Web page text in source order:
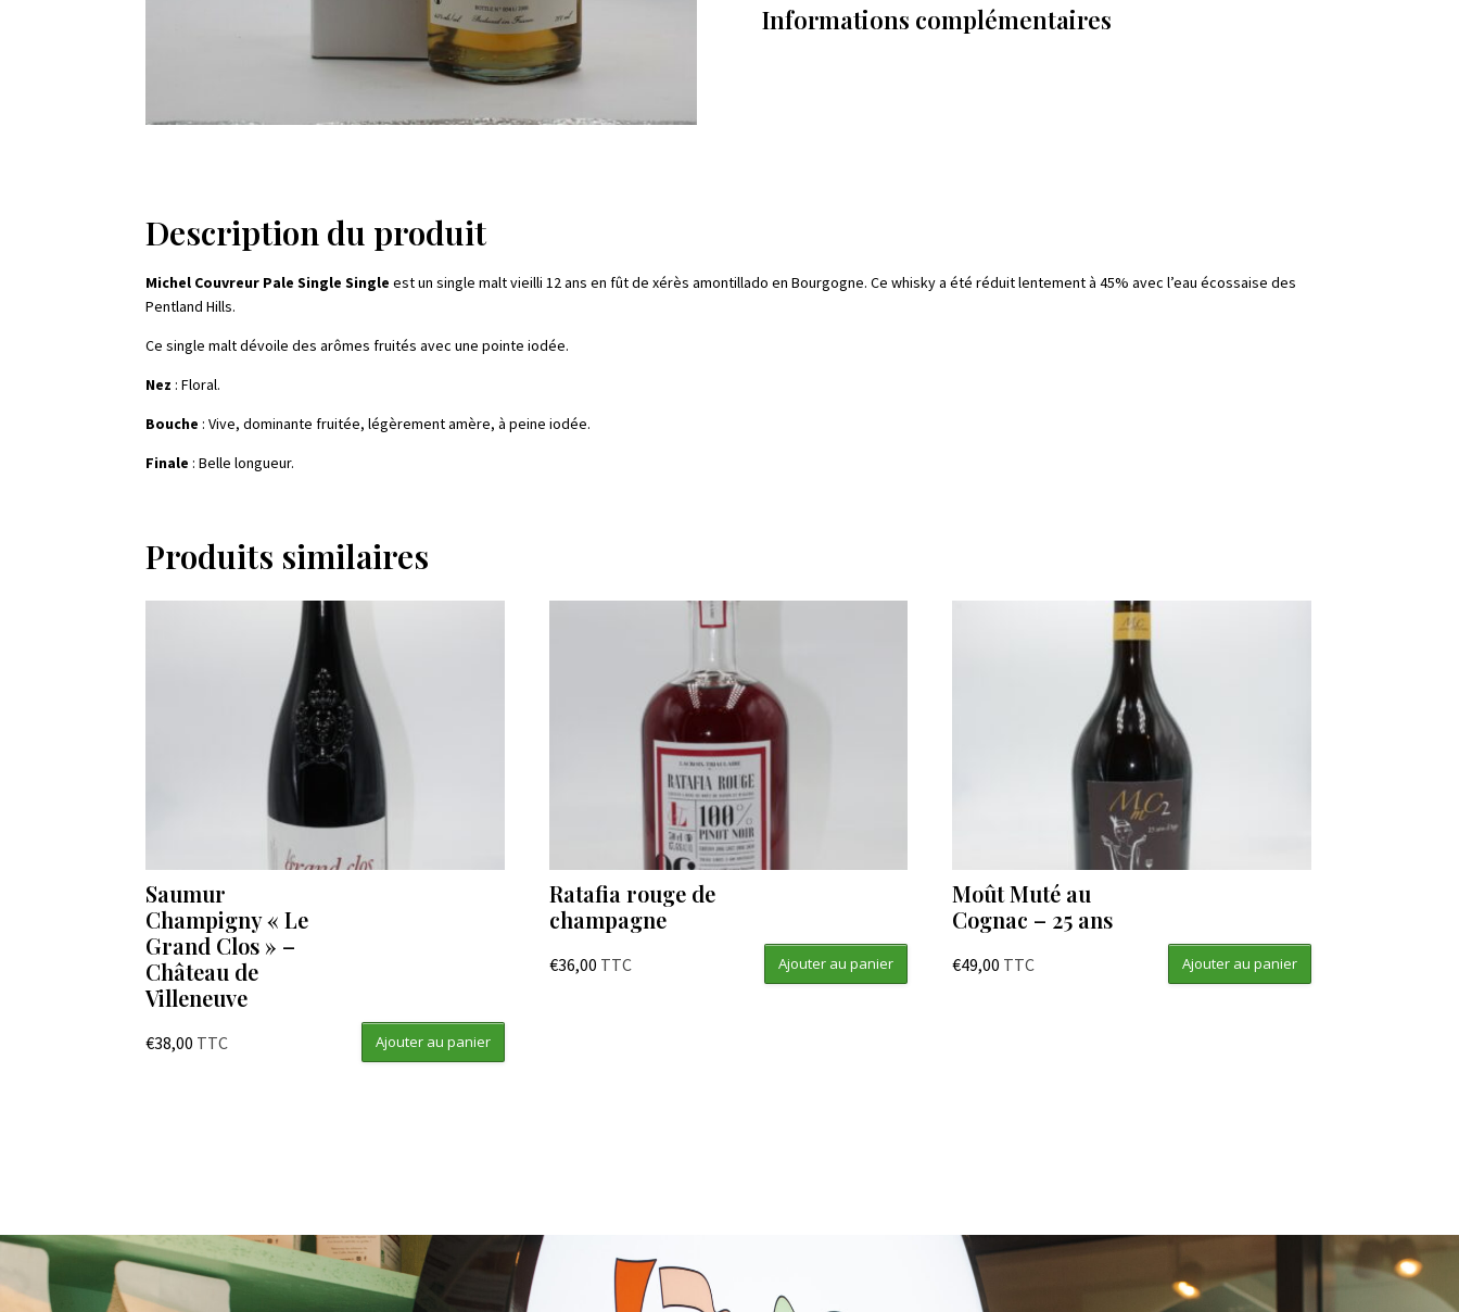
Single
Informations complémentaires
Description du produit
Michel Couvreur Pale Single Single est un single malt vieilli 12 ans en fût de xérès amontillado en Bourgogne. Ce whisky a été réduit lentement à 45% avec l’eau écossaise des
Pentland Hills.
Ce single malt dévoile des arômes fruités avec une pointe iodée.
Nez : Floral.
Bouche : Vive, dominante fruitée, légèrement amère, à peine iodée.
Finale : Belle longueur.
Produits similaires
Saumur
Champigny « Le
Grand Clos » –
Château de
Villeneuve
€38,00 TTC Ajouter au panier
Ratafia rouge de
champagne
€36,00 TTC Ajouter au panier
Moût Muté au
Cognac – 25 ans
€49,00 TTC Ajouter au panier